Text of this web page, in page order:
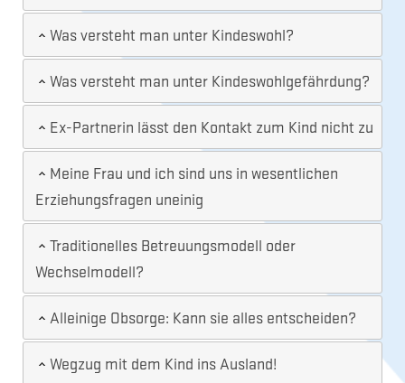
Was versteht man unter Kindeswohl?
Was versteht man unter Kindeswohlgefährdung?
Ex-Partnerin lässt den Kontakt zum Kind nicht zu
Meine Frau und ich sind uns in wesentlichen
Erziehungsfragen uneinig
Traditionelles Betreuungsmodell oder
Wechselmodell?
Alleinige Obsorge: Kann sie alles entscheiden?
Wegzug mit dem Kind ins Ausland!